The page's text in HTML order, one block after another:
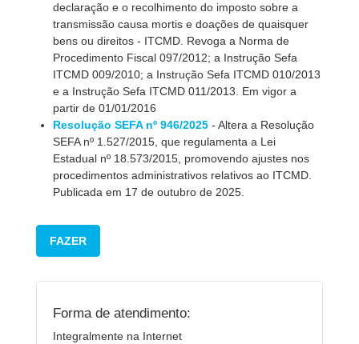
declaração e o recolhimento do imposto sobre a
transmissão causa mortis e doações de quaisquer
bens ou direitos - ITCMD. Revoga a Norma de
Procedimento Fiscal 097/2012; a Instrução Sefa
ITCMD 009/2010; a Instrução Sefa ITCMD 010/2013
e a Instrução Sefa ITCMD 011/2013. Em vigor a
partir de 01/01/2016
Resolução SEFA nº 946/2025 - Altera a Resolução
SEFA nº 1.527/2015, que regulamenta a Lei
Estadual nº 18.573/2015, promovendo ajustes nos
procedimentos administrativos relativos ao ITCMD.
Publicada em 17 de outubro de 2025.
FAZER
Forma de atendimento:
Integralmente na Internet